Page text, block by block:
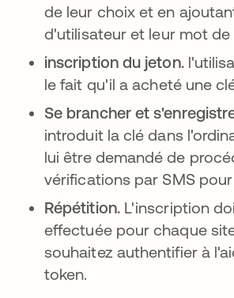
de leur choix et en
d'utilisateur et leur mot de
inscription du jeton.
le fait qu'il a acheté une
Se brancher et
introduit la clé dans
lui être demandé de
vérifications par SMS
Répétition. L'inscription
effectuée pour chaque
souhaitez authentifier à
token.